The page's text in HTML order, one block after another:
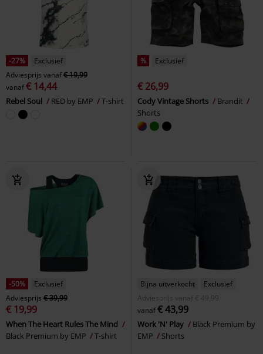
-27%
Exclusief
Adviesprijs vanaf€ 19,99
vanaf€ 14,44
Rebel Soul RED by EMP T-shirt
% Exclusief
€ 26,99
Cody Vintage Shorts
Brandit
Shorts
-50%
Exclusief
Adviesprijs € 39,99
€ 19,99
When The Heart Rules The Mind
Black Premium by EMP
T-shirt
Bijna uitverkocht
Exclusief
Adviesprijs
vanaf € 49,99
vanaf€ 43,99
Work 'N' Play
Black Premium by
EMP
Shorts